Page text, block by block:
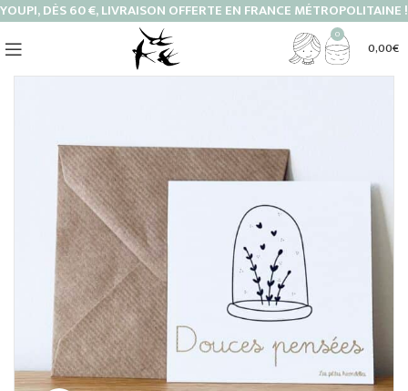
YOUPI, DÈS 60 €, LIVRAISON OFFERTE EN FRANCE MÉTROPOLITAINE !
0
0,00€